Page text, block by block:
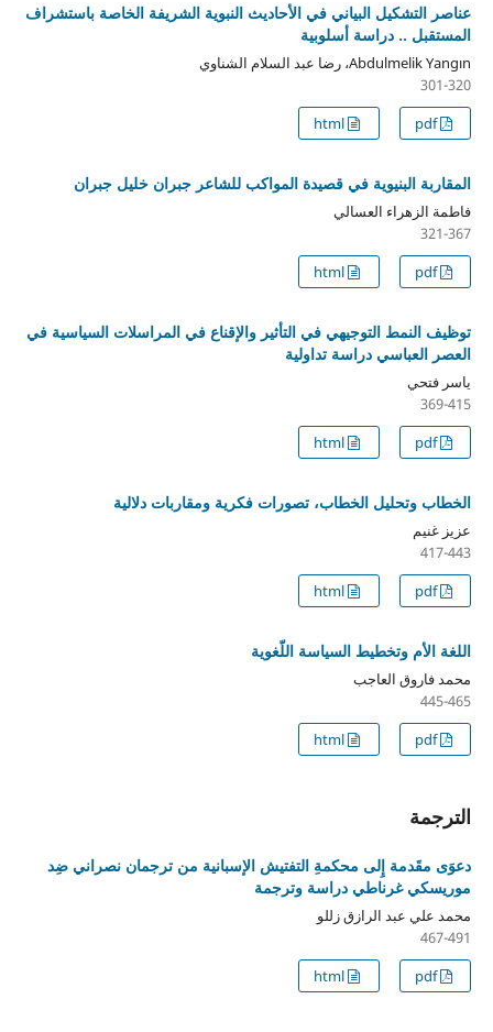
عناصر التشكيل البياني في الأحاديث النبوية الشريفة الخاصة باستشراف
المستقبل .. دراسة أسلوبية
Abdulmelik Yangın، رضا عبد السلام الشناوي
301-320
pdf
html
المقاربة البنيوية في قصيدة المواكب للشاعر جبران خليل جبران
فاطمة الزهراء العسالي
321-367
pdf
html
توظيف النمط التوجيهي في التأثير والإقناع في المراسلات السياسية في
العصر العباسي دراسة تداولية
ياسر فتحي
369-415
pdf
html
الخطاب وتحليل الخطاب، تصورات فكرية ومقاربات دلالية
عزيز غنيم
417-443
pdf
html
اللغة الأم وتخطيط السياسة اللّغوية
محمد فاروق العاجب
445-465
pdf
html
الترجمة
دعوَى مقَدمة إِلى محكمةِ التفتيش الإسبانية من ترجمان نصراني ضِد
موريسكي غرناطي دراسة وترجمة
محمد علي عبد الرازق زللو
467-491
pdf
html